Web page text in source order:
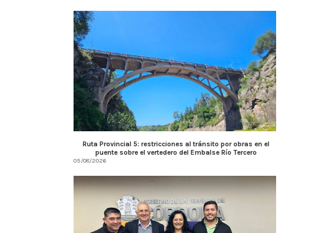
Ruta Provincial 5: restricciones al tránsito por obras en el
puente sobre el vertedero del Embalse Río Tercero
05/08/2026